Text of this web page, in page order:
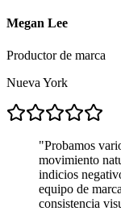
Megan Lee
Productor de marca
Nueva York
"Probamos
movimiento
indicios
equipo de
consistencia